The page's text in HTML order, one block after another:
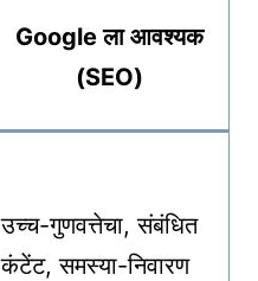
Google ला आवश्यक
(SEO)
उच्च-गुणवत्तेचा, संबंधित
कंटेंट, समस्या-निवारण